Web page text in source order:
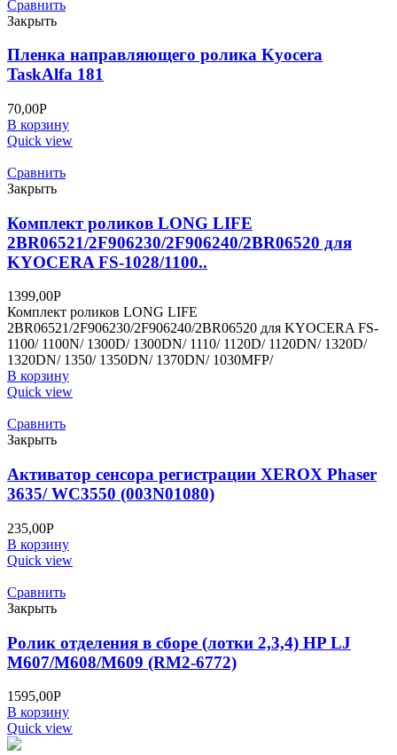
Сравнить
Закрыть
Пленка направляющего ролика Kyocera
TaskAlfa 181
70,00Р
В корзину
Quick view
Сравнить
Закрыть
Комплект роликов LONG LIFE
2BR06521/2F906230/2F906240/2BR06520 для
KYOCERA FS-1028/1100..
1399,00Р
Комплект роликов LONG LIFE
2BR06521/2F906230/2F906240/2BR06520 для KYOCERA FS-
1100/ 1100N/ 1300D/ 1300DN/ 1110/ 1120D/ 1120DN/ 1320D/
1320DN/ 1350/ 1350DN/ 1370DN/ 1030MFP/
В корзину
Quick view
Сравнить
Закрыть
Активатор сенсора регистрации XEROX Phaser
3635/ WC3550 (003N01080)
235,00Р
В корзину
Quick view
Сравнить
Закрыть
Ролик отделения в сборе (лотки 2,3,4) HP LJ
M607/M608/M609 (RM2-6772)
1595,00Р
В корзину
Quick view